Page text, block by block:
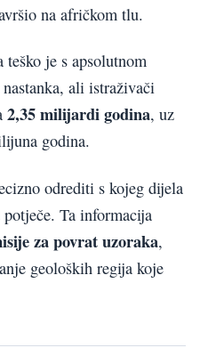
na afričkom tlu.
je s apsolutnom
ali istraživači
2,35 milijardi godina, uz
godina.
odrediti s kojeg dijela
Ta informacija
za povrat uzoraka,
geoloških regija koje